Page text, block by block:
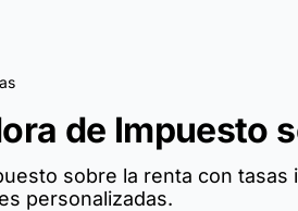
de Impuesto
sobre la renta con tasas
personalizadas.